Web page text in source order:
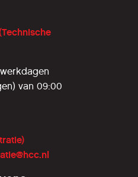
van 09:00